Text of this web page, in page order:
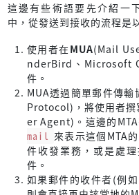
這邊有些術語要先介紹一
中，從發送到接收的流程是
使用者在 MUA(Mail
nderBird、Microsoft
件。
MUA透過簡單郵件傳輸
Protocol)，將使用者撰
er Agent)。這邊的
mail 來表示這個MTA
件收發業務，或是處
件。
如果郵件的收件者(例